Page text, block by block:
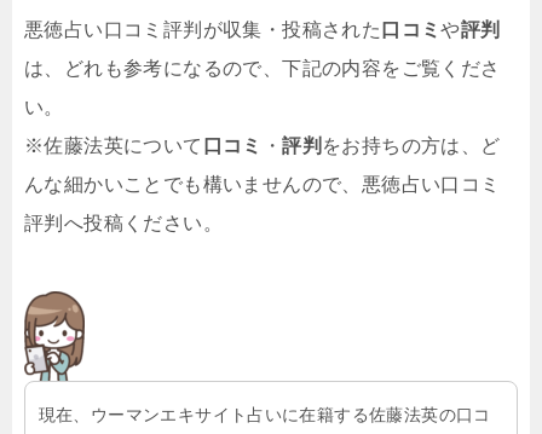
悪徳占い口コミ評判が収集・投稿された 口コミや評判
は、どれも参考になるので、下記の内容をご覧くださ
い。
※佐藤法英について 口コミ ・評判 をお持ちの方は、ど
んな細かいことでも構いませんので、悪徳占い口コミ
評判へ投稿ください。
現在、ウーマンエキサイト占いに在籍する佐藤法英の口コ